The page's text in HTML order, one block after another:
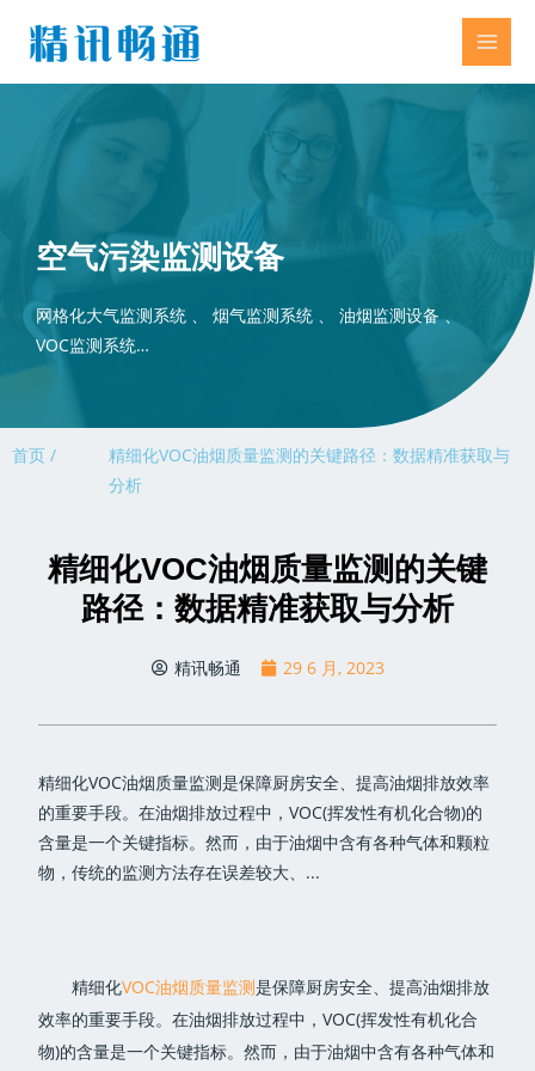
空气污染监测设备
网格化大气监测系统 、 烟气监测系统 、 油烟监测设备 、
VOC监测系统…
首页 /
精细化VOC油烟质量监测的关键路径：数据精准获取与
分析
精细化VOC油烟质量监测的关键
路径：数据精准获取与分析
精讯畅通 29 6 月, 2023
精细化VOC油烟质量监测是保障厨房安全、提高油烟排放效率
的重要手段。在油烟排放过程中，VOC(挥发性有机化合物)的
含量是一个关键指标。然而，由于油烟中含有各种气体和颗粒
物，传统的监测方法存在误差较大、...
精细化VOC油烟质量监测是保障厨房安全、提高油烟排放
效率的重要手段。在油烟排放过程中，VOC(挥发性有机化合
物)的含量是一个关键指标。然而，由于油烟中含有各种气体和